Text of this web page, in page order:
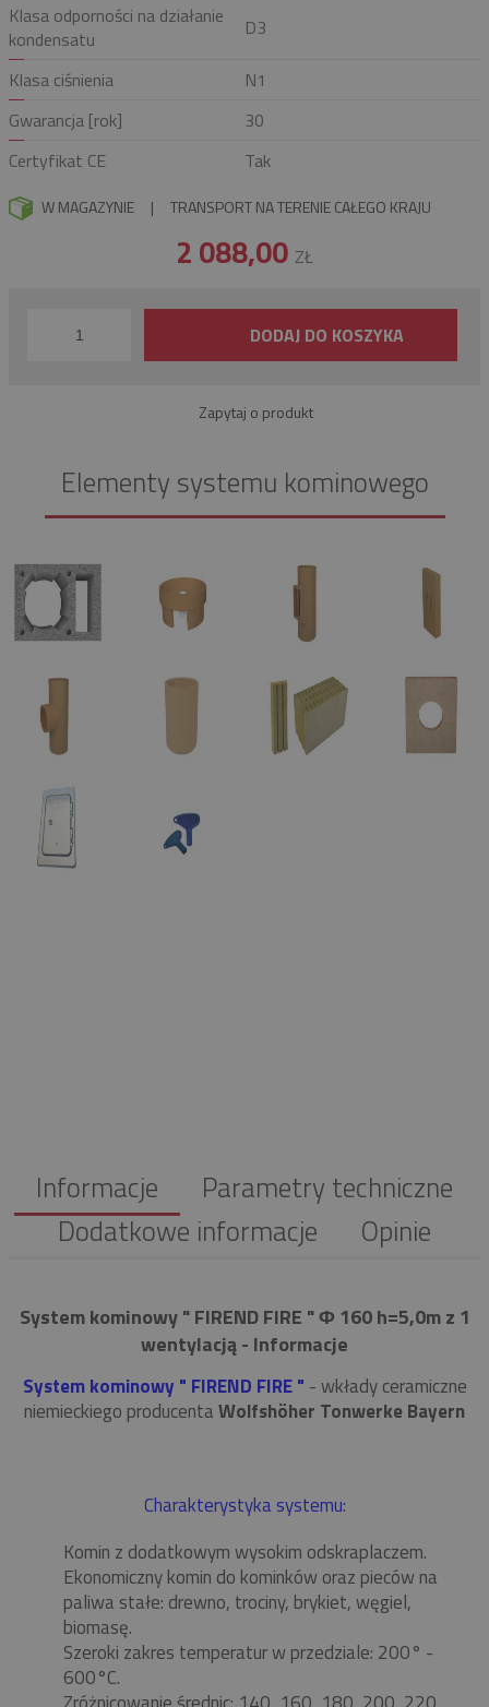
Klasa odporności na działanie
kondensatu
D3
Klasa ciśnienia
N1
Gwarancja [rok]
30
Certyfikat CE
Tak
W MAGAZYNIE | TRANSPORT NA TERENIE CAŁEGO KRAJU
2 088,00 ZŁ
DODAJ DO KOSZYKA
Zapytaj o produkt
Elementy systemu kominowego
Informacje
Parametry techniczne
Dodatkowe informacje
Opinie
System kominowy " FIREND FIRE " Φ 160 h=5,0m z 1
wentylacją - Informacje
System kominowy " FIREND FIRE " - wkłady ceramiczne
niemieckiego producentaWolfshöher Tonwerke Bayern
Charakterystyka systemu:
Komin z dodatkowym wysokim odskraplaczem.
Ekonomiczny komin do kominków oraz pieców na
paliwa stałe: drewno, trociny, brykiet, węgiel,
biomasę.
Szeroki zakres temperatur w przedziale: 200° -
600°C.